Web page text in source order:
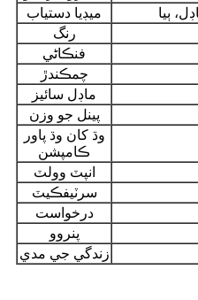
ميڊيا دستياب
ٻيا
رنگ
فنڪاڻي
چمڪندڙ
ماڊل سائيز
پينل جو وزن
وڌ کان وڌ پاور
ڪامپشن
انپٽ وولٽ
سرٽيفڪيٽ
درخواست
پنروو
زندگي جي مدي